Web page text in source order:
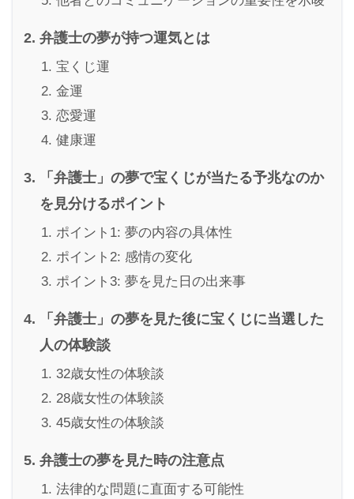
弁護士の夢が持つ運気とは
宝くじ運
金運
恋愛運
健康運
「弁護士」の夢で宝くじが当たる予兆なのか
を見分けるポイント
ポイント1: 夢の内容の具体性
ポイント2: 感情の変化
ポイント3: 夢を見た日の出来事
「弁護士」の夢を見た後に宝くじに当選した
人の体験談
32歳女性の体験談
28歳女性の体験談
45歳女性の体験談
弁護士の夢を見た時の注意点
法律的な問題に直面する可能性